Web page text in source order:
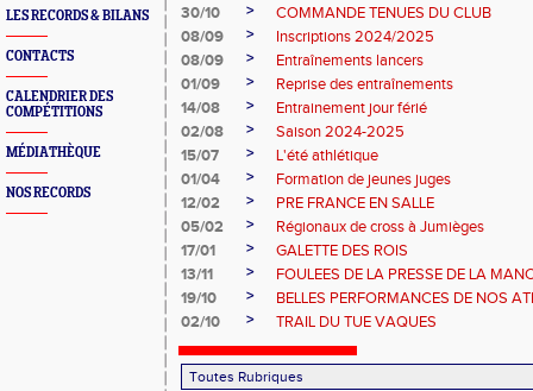
LES RECORDS & BILANS
CONTACTS
CALENDRIER DES
COMPÉTITIONS
MÉDIATHÈQUE
NOS RECORDS
30/10
>
COMMANDE TENUES DU CLUB
08/09
>
Inscriptions 2024/2025
08/09
>
Entraînements lancers
01/09
>
Reprise des entraînements
14/08
>
Entrainement jour férié
02/08
>
Saison 2024-2025
15/07
>
L'été athlétique
01/04
>
Formation de jeunes juges
12/02
>
PRE FRANCE EN SALLE
05/02
>
Régionaux de cross à Jumièges
17/01
>
GALETTE DES ROIS
13/11
>
FOULEES DE LA PRESSE DE LA
19/10
>
BELLES PERFORMANCES DE NOS
02/10
> TRAIL DU TUE VAQUES